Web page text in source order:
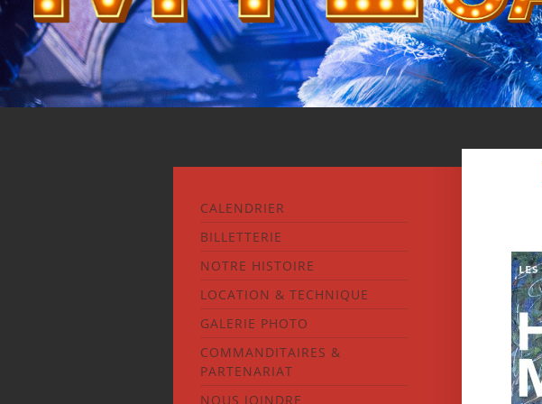
CALENDRIER
BILLETTERIE
NOTRE HISTOIRE
LOCATION & TECHNIQUE
GALERIE PHOTO
COMMANDITAIRES &
PARTENARIAT
NOUS JOINDRE